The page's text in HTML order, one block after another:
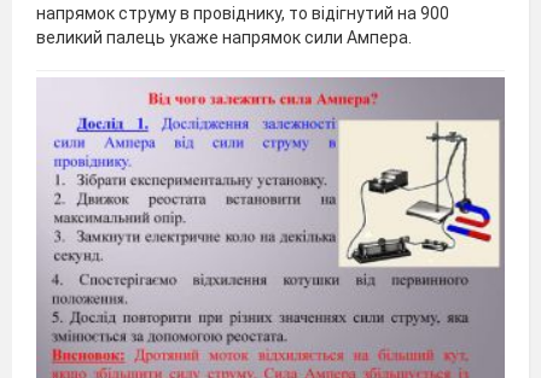
напрямок струму в провіднику, то відігнутий на 900
великий палець укаже напрямок сили Ампера.